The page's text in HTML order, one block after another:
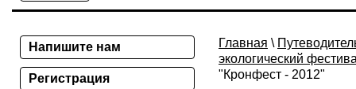
Главная \
экологический
"Кронфест - 2012"
Напишите нам
Регистрация